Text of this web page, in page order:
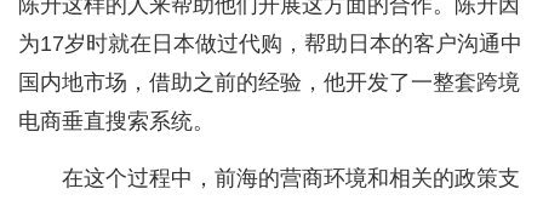
陈升这样的人来帮助他们开展这方面的合作。陈升因
为17岁时就在日本做过代购，帮助日本的客户沟通中
国内地市场，借助之前的经验，他开发了一整套跨境
电商垂直搜索系统。
在这个过程中，前海的营商环境和相关的政策支